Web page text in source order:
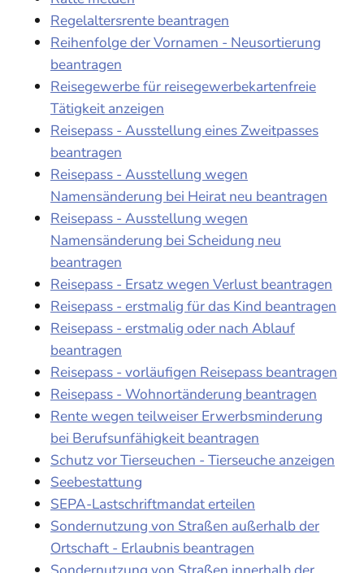
Regelaltersrente beantragen
Reihenfolge der Vornamen - Neusortierung
beantragen
Reisegewerbe für reisegewerbekartenfreie
Tätigkeit anzeigen
Reisepass - Ausstellung eines Zweitpasses
beantragen
Reisepass - Ausstellung wegen
Namensänderung bei Heirat neu beantragen
Reisepass - Ausstellung wegen
Namensänderung bei Scheidung neu
beantragen
Reisepass - Ersatz wegen Verlust beantragen
Reisepass - erstmalig für das Kind beantragen
Reisepass - erstmalig oder nach Ablauf
beantragen
Reisepass - vorläufigen Reisepass beantragen
Reisepass - Wohnortänderung beantragen
Rente wegen teilweiser Erwerbsminderung
bei Berufsunfähigkeit beantragen
Schutz vor Tierseuchen - Tierseuche anzeigen
Seebestattung
SEPA-Lastschriftmandat erteilen
Sondernutzung von Straßen außerhalb der
Ortschaft - Erlaubnis beantragen